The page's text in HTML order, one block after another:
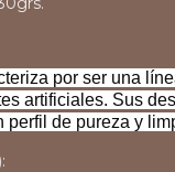
por ser una
artificiales. Sus
perfil de pureza y